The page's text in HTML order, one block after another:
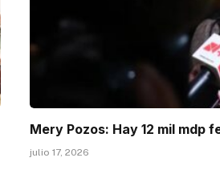
Mery Pozos: Hay 12 mil mdp
julio 17, 2026